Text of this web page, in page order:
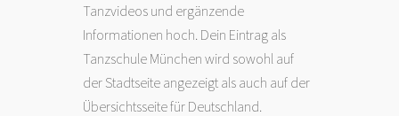
Tanzvideos und ergänzende
Informationen hoch. Dein Eintrag als
Tanzschule München wird sowohl auf
der Stadtseite angezeigt als auch auf der
Übersichtsseite für Deutschland.